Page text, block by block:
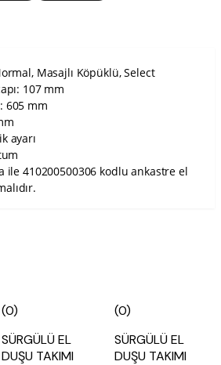
Masajlı Köpüklü, Select
107 mm
605 mm
ayarı
ile 410200500306 kodlu ankastre el
(0)
SÜRGÜLÜ EL
DUŞU TAKIMI
(0)
SÜRGÜLÜ EL
DUŞU TAKIMI